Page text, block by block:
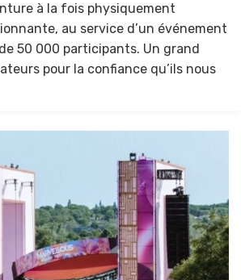
à la fois physiquement
au service d’un événement
50 000 participants. Un grand
pour la confiance qu’ils nous